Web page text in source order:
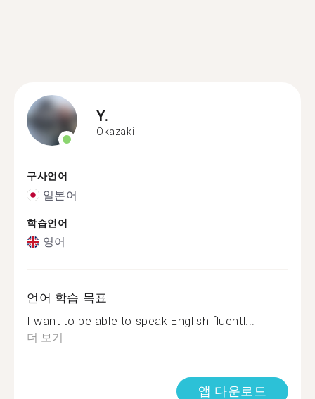
Y.
Okazaki
구사언어
일본어
학습언어
영어
언어 학습 목표
I want to be able to speak English fluentl...
더 보기
앱 다운로드